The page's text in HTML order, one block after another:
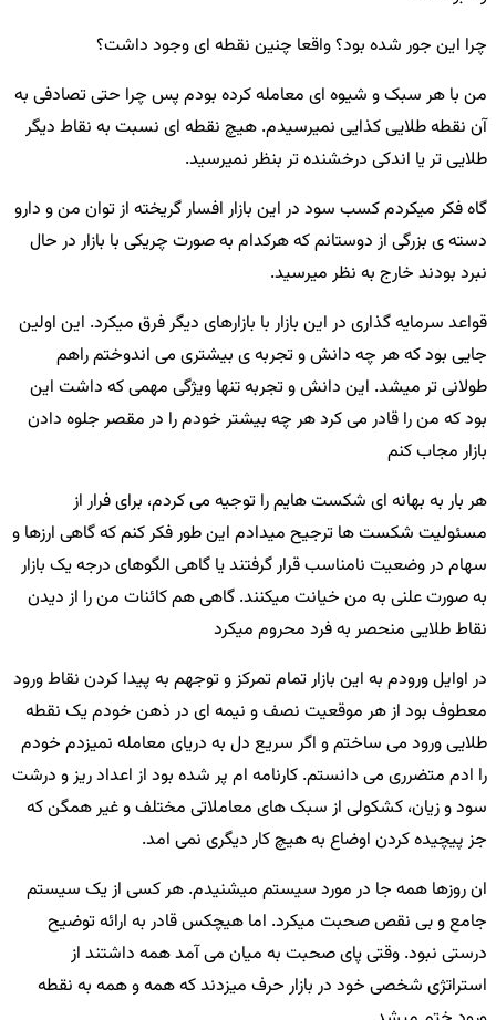
چرا این جور شده بود؟واقعا چنین نقطه ای وجود داشت؟
من با هر سبک و شیوه ای معامله کرده بودم پس چرا حتی تصادفی به
آن نقطه طلایی کذایی نمیرسیدم. هیچ نقطه ای نسبت به نقاط دیگر
طلایی تر یا اندکی درخشنده تر بنظر نمیرسید.
گاه فکر میکردم کسب سود در این بازار افسار گریخته از توان من و دارو
دسته ی بزرگی از دوستانم که هرکدام به صورت چریکی با بازار در حال
نبرد بودند خارج به نظر میرسید.
قواعد سرمایه گذاری در این بازار با بازارهای دیگر فرق میکرد. این اولین
جایی بود که هر چه دانش و تجربه ی بیشتری می اندوختم راهم
طولانی تر میشد. این دانش و تجربه تنها ویژگی مهمی که داشت این
بود که من را قادر می کرد هر چه بیشتر خودم را در مقصر جلوه دادن
بازار مجاب کنم
هر بار به بهانه ای شکست هایم را توجیه می کردم، برای فرار از
مسئولیت شکست ها ترجیح میدادم این طور فکر کنم که گاهی ارزها و
سهام در وضعیت نامناسب قرار گرفتند یا گاهی الگوهای درجه یک بازار
به صورت علنی به من خیانت میکنند. گاهی هم کائنات من را از دیدن
نقاط طلایی منحصر به فرد محروم میکرد
در اوایل ورودم به این بازار تمام تمرکز و توجهم به پیدا کردن نقاط ورود
معطوف بود از هر موقعیت نصف و نیمه ای در ذهن خودم یک نقطه
طلایی ورود می ساختم و اگر سریع دل به دریای معامله نمیزدم خودم
را ادم متضرری می دانستم. کارنامه ام پر شده بود از اعداد ریز و درشت
سود و زیان، کشکولی از سبک های معاملاتی مختلف و غیر همگن که
جز پیچیده کردن اوضاع به هیچ کار دیگری نمی امد.
ان روزها همه جا در مورد سیستم میشنیدم. هر کسی از یک سیستم
جامع و بی نقص صحبت میکرد. اما هیچکس قادر به ارائه توضیح
درستی نبود. وقتی پای صحبت به میان می آمد همه داشتند از
استراتژی شخصی خود در بازار حرف میزدند که همه و همه به نقطه